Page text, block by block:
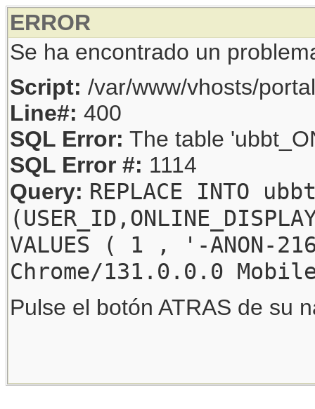
ERROR
Se ha encontrado un
Script: /var/www/vhosts/
Line#: 400
SQL Error: The table
SQL Error #: 1114
Query: REPLACE INTO
VALUES ( 1 , '-
Chrome/131.0.0.0
Pulse el botón ATRAS de su